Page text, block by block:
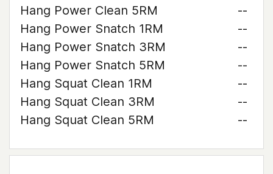
Hang Power Clean 5RM
--
Hang Power Snatch 1RM
--
Hang Power Snatch 3RM
--
Hang Power Snatch 5RM
--
Hang Squat Clean 1RM
--
Hang Squat Clean 3RM
--
Hang Squat Clean 5RM
--